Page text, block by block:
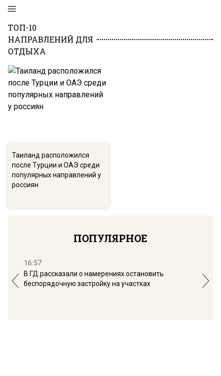
ТОП-10
НАПРАВЛЕНИЙ ДЛЯ
ОТДЫХА
Таиланд расположился
после Турции и ОАЭ среди
популярных направлений у
россиян
ПОПУЛЯРНОЕ
16:57
В ГД рассказали о намерениях остановить
беспорядочную застройку на участках